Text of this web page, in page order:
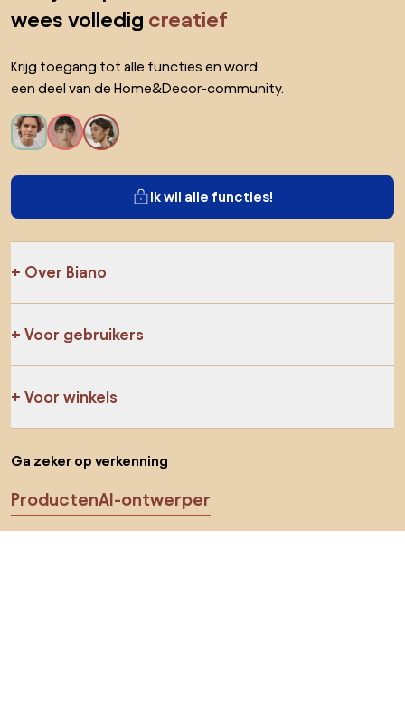
wees volledig creatief
Krijg toegang tot alle functies en word
een deel van de Home&Decor-community.
Ik wil alle functies!
Over Biano
Voor gebruikers
Voor winkels
Ga zeker op verkenning
ProductenAI-ontwerper